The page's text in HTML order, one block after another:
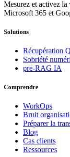
Mesurez et activez la
Microsoft 365 et
Solutions
Récupération
Sobriété
pre-RAG IA
Comprendre
WorkOps
Bruit
Préparer la
Blog
Cas clients
Ressources